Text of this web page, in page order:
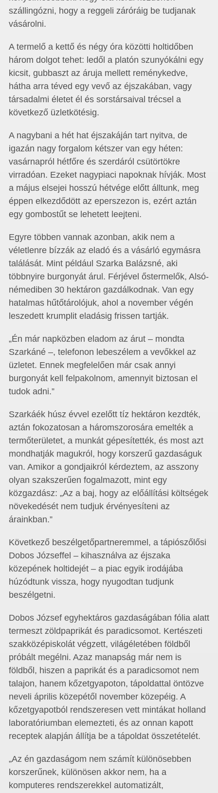
szállingózni, hogy a reggeli záróráig be tudjanak
vásárolni.
A termelő a kettő és négy óra közötti holtidőben
három dolgot tehet: ledől a platón szunyókálni egy
kicsit, gubbaszt az áruja mellett reménykedve,
hátha arra téved egy vevő az éjszakában, vagy
társadalmi életet él és sorstársaival trécsel a
következő üzletkötésig.
A nagybani a hét hat éjszakáján tart nyitva, de
igazán nagy forgalom kétszer van egy héten:
vasárnapról hétfőre és szerdáról csütörtökre
virradóan. Ezeket nagypiaci napoknak hívják. Most
a május elsejei hosszú hétvége előtt álltunk, meg
éppen elkezdődött az eperszezon is, ezért aztán
egy gombostűt se lehetett leejteni.
Egyre többen vannak azonban, akik nem a
véletlenre bízzák az eladó és a vásárló egymásra
találását. Mint például Szarka Balázsné, aki
többnyire burgonyát árul. Férjével őstermelők, Alsó­
né­me­diben 30 hektáron gazdálkodnak. Van egy
hatalmas hűtőtárolójuk, ahol a november végén
leszedett krumplit el­adásig frissen tartják.
„Én már napközben eladom az árut – mondta
Szarkáné –, telefonon lebeszélem a vevőkkel az
üzletet. Ennek megfelelően már csak annyi
burgonyát kell felpakolnom, amennyit biztosan el
tudok adni.”
Szarkáék húsz évvel ezelőtt tíz hektáron kezdték,
aztán fokozatosan a háromszorosára emelték a
termőterületet, a munkát gépesítették, és most azt
mondhatják magukról, hogy korszerű gazdaságuk
van. Amikor a gondjaikról kérdeztem, az asszony
olyan szakszerűen fogalmazott, mint egy
közgazdász: „Az a baj, hogy az előállítási költségek
növekedését nem tudjuk érvényesíteni az
árainkban.”
Következő beszélgetőpartneremmel, a tápiószőlősi
Dobos Józseffel – kihasználva az éjszaka
közepének holtidejét – a piac egyik irodájába
húzódtunk vissza, hogy nyugodtan tudjunk
beszélgetni.
Dobos József egyhektáros gazdaságában fólia alatt
termeszt zöldpaprikát és paradicsomot. Kertészeti
szakközépiskolát végzett, világéletében földből
próbált megélni. Azaz manapság már nem is
földből, hiszen a paprikát és a paradicsomot nem
talajon, hanem kőzetgyapoton, tápoldattal öntözve
neveli április közepétől november közepéig. A
kőzetgyapotból rendszeresen vett mintákat holland
laboratóriumban elemezteti, és az onnan kapott
receptek alapján állítja be a tápoldat összetéte­lét.
„Az én gazdaságom nem számít különösebben
korszerűnek, különösen akkor nem, ha a
komputeres rendszerekkel automatizált,